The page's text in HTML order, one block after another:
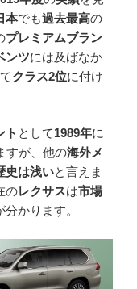
本でも過去最高の
プレミアムブラン
ンツには及ばなか
クラス2位に付け
ト として1989年に
すが、他の海外メ
史は浅いと言えま
のレクサスは市場
かります。